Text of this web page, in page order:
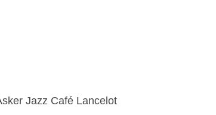
Jazz Café Lancelot